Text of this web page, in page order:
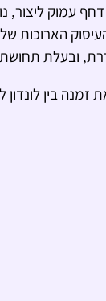
דחף עמוק
הארוכות
ובעלת
בין לונדון